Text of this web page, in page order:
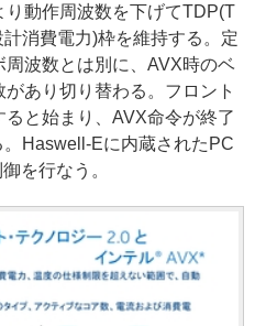
動作周波数を下げてTDP(T
消費電力)枠を維持する。定
波数とは別に、AVX時のベ
あり切り替わる。フロント
と始まり、AVX命令が終了
Haswell-Eに内蔵されたPC
を行なう。